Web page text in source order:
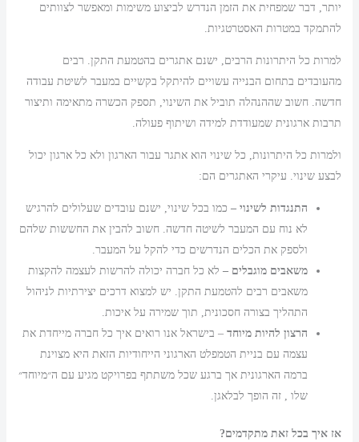
יותר, דבר שמפחית את הזמן הנדרש לביצוע משימות ומאפשר לצוותים
להתמקד במטרות האסטרטגיות.
למרות כל היתרונות הרבים, ישנם אתגרים בהטמעת התקן. רבים
מהעובדים בתחום הבנייה עשויים להיתקל בקשיים במעבר לשיטת עבודה
חדשה. חשוב שההנהלה תוביל את השינוי, תספק הכשרה מתאימה ותיצור
תרבות ארגונית שמעודדת למידה ושיתוף פעולה.
ולמרות כל היתרונות, כל שינוי הוא אתגר עבור הארגון ולא כל ארגון יכול
לבצע שינוי. עיקרי האתגרים הם:
התנגדות לשינוי – כמו בכל שינוי, ישנם עובדים שעלולים להרגיש
לא נוח עם המעבר לשיטה חדשה. חשוב להבין את החששות שלהם
ולספק את הכלים הנדרשים כדי להקל על המעבר.
משאבים מוגבלים – לא כל חברה יכולה להרשות לעצמה להקצות
משאבים רבים להטמעת התקן. יש למצוא דרכים יצירתיות לניהול
התהליך בצורה חסכונית, תוך שמירה על איכות.
הרצון להיות מיוחד – בישראל אנו רואים איך כל חברה מייחדת את
עצמה עם בניית הטמפלט הארגוני הייחודיות הזאת היא מצוינת
ברמה הארגונית אך ברגע שכל משתתף בפרויקט מגיע עם ה״מיוחד״
שלו , זה הופך לבלאגן.
אז איך בכל זאת מתקדמים?